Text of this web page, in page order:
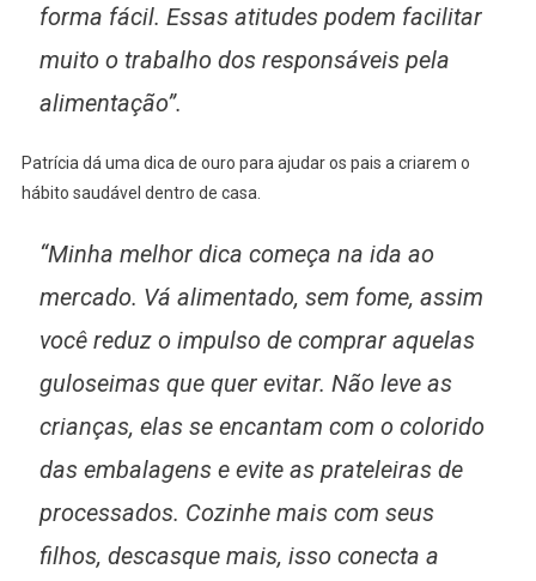
forma fácil. Essas atitudes podem facilitar
muito o trabalho dos responsáveis pela
alimentação”.
Patrícia dá uma dica de ouro para ajudar os pais a criarem o
hábito saudável dentro de casa.
“Minha melhor dica começa na ida ao
mercado. Vá alimentado, sem fome, assim
você reduz o impulso de comprar aquelas
guloseimas que quer evitar. Não leve as
crianças, elas se encantam com o colorido
das embalagens e evite as prateleiras de
processados. Cozinhe mais com seus
filhos, descasque mais, isso conecta a